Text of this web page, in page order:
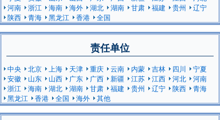
河南
浙江 海南 海外 湖北 湖南 甘肃 福建 贵州
辽宁
陕西
青海 黑龙江 香港 全国
责任单位
中央 北京 上海 天津 重庆 云南 内蒙 吉林 四川
宁夏
安徽
山东 山西 广东 广西 新疆 江苏 江西 河北
河南
浙江
海南 湖北 湖南 甘肃 福建 贵州 辽宁 陕西
青海
黑龙江
香港 全国 海外 其他